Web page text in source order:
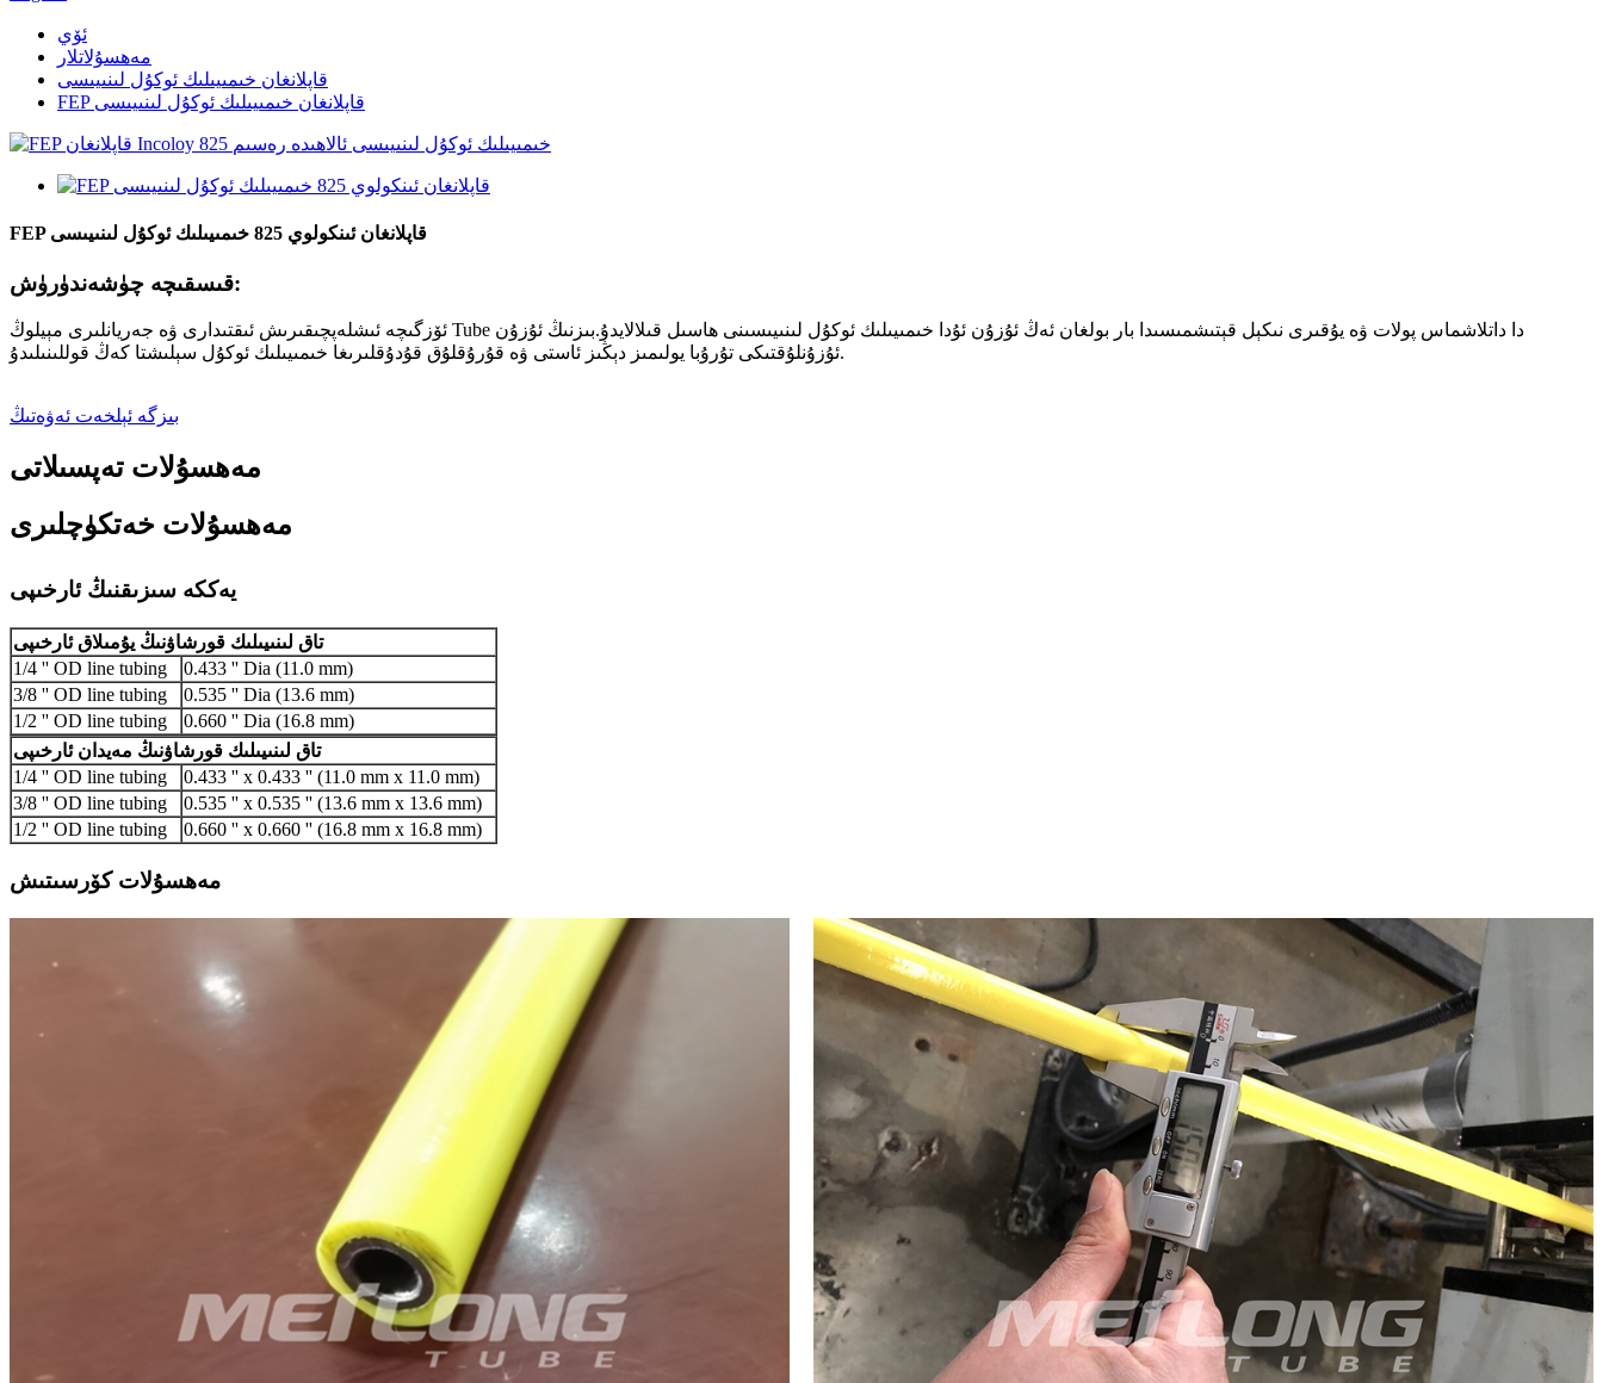
ئۆي
مەھسۇلاتلار
قاپلانغان خىمىيىلىك ئوكۇل لىنىيىسى
FEP قاپلانغان خىمىيىلىك ئوكۇل لىنىيىسى
FEP قاپلانغان ئىنكولوي 825 خىمىيىلىك ئوكۇل لىنىيىسى
قىسقىچە چۈشەندۈرۈش:
ئۆزگىچە ئىشلەپچىقىرىش ئىقتىدارى ۋە جەريانلىرى مېيلوڭ Tube دا داتلاشماس پولات ۋە يۇقىرى نىكېل قېتىشمىسىدا بار بولغان ئەڭ ئۇزۇن ئۇدا خىمىيىلىك ئوكۇل لىنىيىسىنى ھاسىل قىلالايدۇ.بىزنىڭ ئۇزۇن
ئۇزۇنلۇقتىكى تۇرۇبا يولىمىز دېڭىز ئاستى ۋە قۇرۇقلۇق قۇدۇقلىرىغا خىمىيىلىك ئوكۇل سېلىشتا كەڭ قوللىنىلىدۇ.
بىزگە ئېلخەت ئەۋەتىڭ
مەھسۇلات تەپسىلاتى
مەھسۇلات خەتكۈچلىرى
يەككە سىزىقنىڭ ئارخىپى
تاق لىنىيىلىك قورشاۋنىڭ يۇمىلاق ئارخىپى
1/4 '' OD line tubing
0.433 '' Dia (11.0 mm)
3/8 '' OD line tubing
0.535 '' Dia (13.6 mm)
1/2 '' OD line tubing
0.660 '' Dia (16.8 mm)
تاق لىنىيىلىك قورشاۋنىڭ مەيدان ئارخىپى
1/4 '' OD line tubing
0.433 '' x 0.433 '' (11.0 mm x 11.0 mm)
3/8 '' OD line tubing
0.535 '' x 0.535 '' (13.6 mm x 13.6 mm)
1/2 '' OD line tubing
0.660 '' x 0.660 '' (16.8 mm x 16.8 mm)
مەھسۇلات كۆرسىتىش